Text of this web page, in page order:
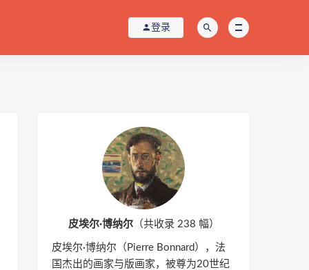
登录
皮埃尔·博纳尔（共收录 238 幅）
皮埃尔·博纳尔（Pierre Bonnard），法
国杰出的画家与版画家，被尊为20世纪